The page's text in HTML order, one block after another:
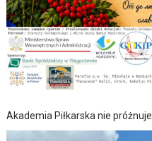
Akademia Piłkarska nie próżnuje